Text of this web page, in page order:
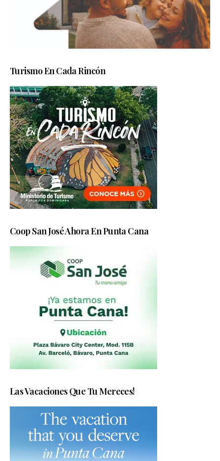
Turismo En Cada Rincón
Coop San José Ahora En Punta Cana
Las Vacaciones Que Tu Mereces!